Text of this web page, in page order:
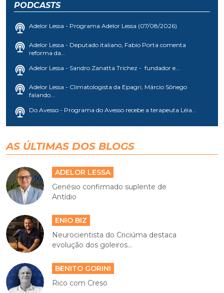
PODCASTS
Adelor Lessa - Programa Adelor Lessa (07/08/2026)
Adelor Lessa - Deputado italiano, Fabio Porta comenta
reforma da...
Adelor Lessa - Sandro Zanatta Trichez - fundador e...
Adelor Lessa - Climatologista da Epagri, Márcio Sônego
falando...
Do Avesso - Programa do Avesso recebe a terapeuta Léia...
AS ÚLTIMAS DOS BLOGS
ADELOR LESSA
Genésio confirmado suplente de
Antídio
ENIO BIZ
Neurocientista do Criciúma destaca
evolução dos goleiros...
BENITO GORINI
Rico com Creso